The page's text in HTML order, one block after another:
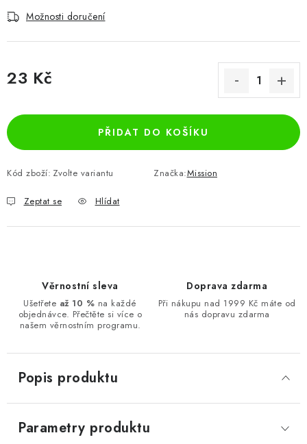
Možnosti doručení
23 Kč
PŘIDAT DO KOŠÍKU
Kód zboží: Zvolte variantu Značka:Mission
Zeptat se Hlídat
Věrnostní sleva
Ušetřete až 10 % na každé
objednávce. Přečtěte si více o
našem věrnostním programu.
Doprava zdarma
Při nákupu nad 1999 Kč máte od
nás dopravu zdarma
Popis produktu
Parametry produktu